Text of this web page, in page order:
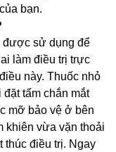
bạn.
được sử dụng để
làm điều trị trực
này. Thuốc nhỏ
tấm chắn mắt
mỡ bảo vệ ở bên
khiên vừa vặn thoải
thúc điều trị. Ngay